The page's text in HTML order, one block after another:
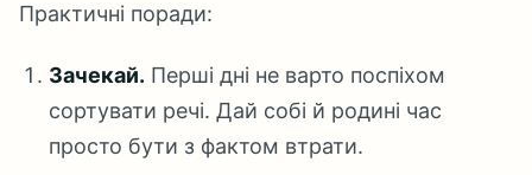
Практичні поради:
Зачекай. Перші дні не варто поспіхом
сортувати речі. Дай собі й родині час
просто бути з фактом втрати.